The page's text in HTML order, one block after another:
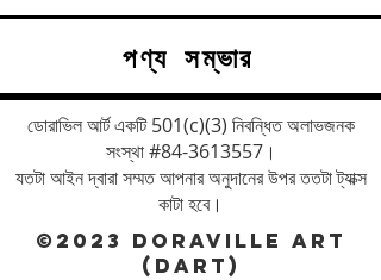
পণ্য সম্ভার
ডোরাভিল আর্ট একটি 501(c)(3) নিবন্ধিত অলাভজনক
সংস্থা #84-3613557।
যতটা আইন দ্বারা সম্মত আপনার অনুদানের উপর ততটা ট্যাক্স
কাটা হবে।
©2023 DORAVILLE ART
(DART)